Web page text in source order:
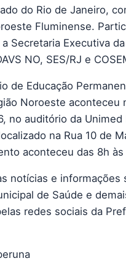
do Rio de Janeiro,
Fluminense.
Secretaria Executiva da
NO, SES/RJ e
de Educação
Noroeste aconteceu
no auditório da Unimed
na Rua 10 de
aconteceu das 8h às
notícias e informações
de Saúde e
redes sociais da